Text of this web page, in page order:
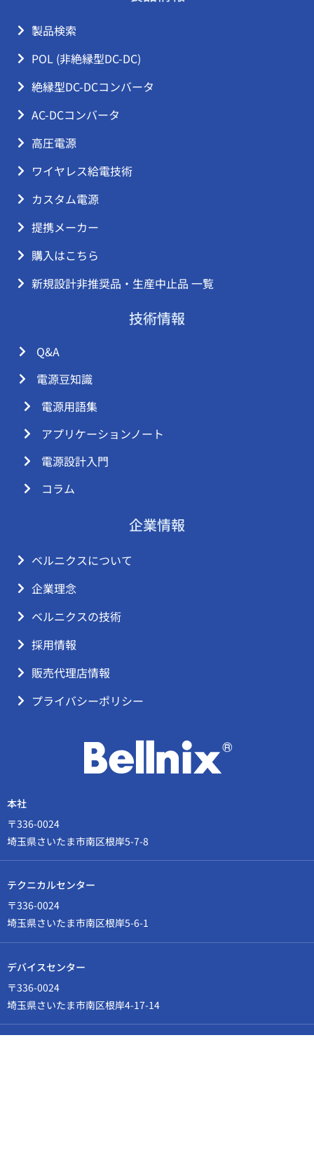
本社
〒336-0024
埼玉県さいたま市南区根岸5-7-8
テクニカルセンター
〒336-0024
埼玉県さいたま市南区根岸5-6-1
デバイスセンター
〒336-0024
埼玉県さいたま市南区根岸4-17-14
製品検索
POL (非絶縁型DC-DC)
絶縁型DC-DCコンバータ
AC-DCコンバータ
高圧電源
ワイヤレス給電技術
カスタム電源
提携メーカー
購入はこちら
新規設計非推奨品・生産中止品 一覧
技術情報
Q&A
電源豆知識
電源用語集
アプリケーションノート
電源設計入門
コラム
企業情報
ベルニクスについて
企業理念
ベルニクスの技術
採用情報
販売代理店情報
プライバシーポリシー